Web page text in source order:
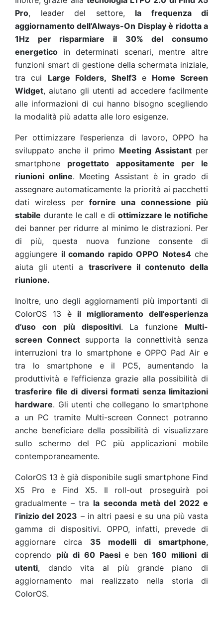
Pro, leader del settore, la frequenza di
aggiornamento dell’Always-On Display è ridotta a
1Hz per risparmiare il 30% del consumo
energetico in determinati scenari, mentre altre
funzioni smart di gestione della schermata iniziale,
tra cui Large Folders, Shelf3e Home Screen
Widget, aiutano gli utenti ad accedere facilmente
alle informazioni di cui hanno bisogno scegliendo
la modalità più adatta alle loro esigenze.
Per ottimizzare l’esperienza di lavoro, OPPO ha
sviluppato anche il primo Meeting Assistantper
smartphone progettato appositamente per le
riunioni online. Meeting Assistant è in grado di
assegnare automaticamente la priorità ai pacchetti
dati wireless per fornire una connessione più
stabile durante le call e di ottimizzare le notifiche
dei banner per ridurre al minimo le distrazioni. Per
di più, questa nuova funzione consente di
aggiungere il comando rapido OPPO Notes4che
aiuta gli utenti a trascrivere il contenuto della
riunione.
Inoltre, uno degli aggiornamenti più importanti di
ColorOS 13 è il miglioramento dell’esperienza
d’uso con più dispositivi. La funzione Multi-
screen Connect supporta la connettività senza
interruzioni tra lo smartphone e OPPO Pad Air e
tra lo smartphone e il PC5, aumentando la
produttività e l’efficienza grazie alla possibilità di
trasferire file di diversi formati senza limitazioni
hardware. Gli utenti che collegano lo smartphone
a un PC tramite Multi-screen Connect potranno
anche beneficiare della possibilità di visualizzare
sullo schermo del PC più applicazioni mobile
contemporaneamente.
ColorOS 13 è già disponibile sugli smartphone Find
X5 Pro e Find X5. Il roll-out proseguirà poi
gradualmente – tra la seconda metà del 2022 e
l’inizio del 2023 – in altri paesi e su una più vasta
gamma di dispositivi. OPPO, infatti, prevede di
aggiornare circa 35 modelli di smartphone,
coprendo più di 60 Paesie ben 160 milioni di
utenti, dando vita al più grande piano di
aggiornamento mai realizzato nella storia di
ColorOS.